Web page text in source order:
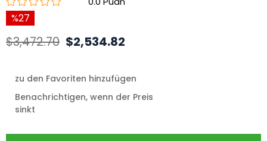
27
$3,472.70 $2,534.82
zu den Favoriten hinzufügen
Benachrichtigen, wenn der Preis
sinkt